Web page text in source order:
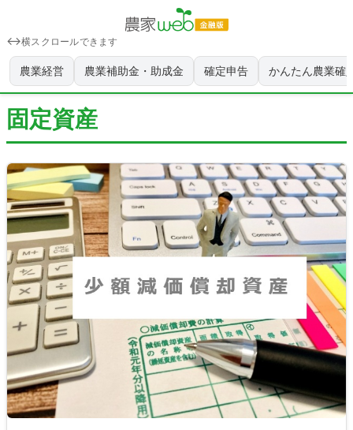
横スクロールできます
農業経営 農業補助金・助成金 確定申告 かんたん農業確
固定資産